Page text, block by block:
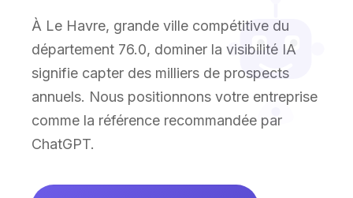
À Le Havre, grande ville compétitive du
département 76.0, dominer la visibilité IA
signifie capter des milliers de prospects
annuels. Nous positionnons votre entreprise
comme la référence recommandée par
ChatGPT.